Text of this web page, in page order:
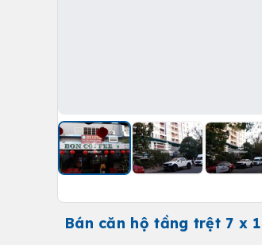
Bán căn hộ tầng trệt 7 x